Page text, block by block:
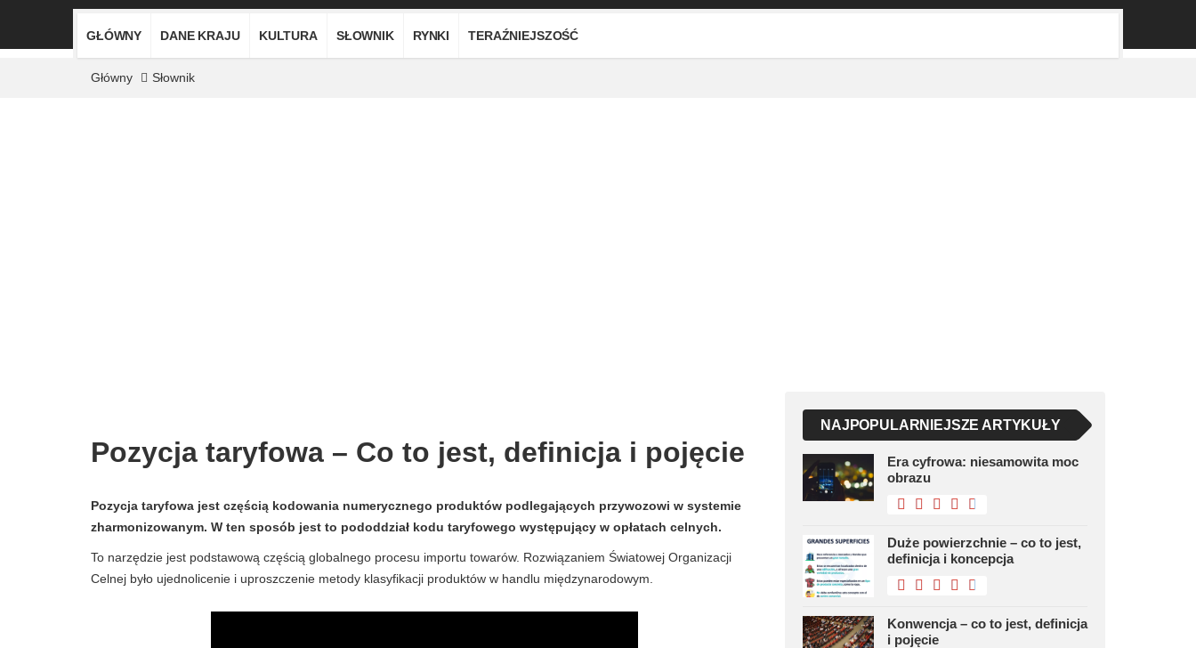
GŁÓWNY DANE KRAJU KULTURA SŁOWNIK RYNKI TERAŹNIEJSZOŚĆ
Główny Słownik
Pozycja taryfowa – Co to jest, definicja i pojęcie
Pozycja taryfowa jest częścią kodowania numerycznego produktów podlegających przywozowi w systemie
zharmonizowanym. W ten sposób jest to pododdział kodu taryfowego występujący w opłatach celnych.
To narzędzie jest podstawową częścią globalnego procesu importu towarów. Rozwiązaniem Światowej Organizacji
Celnej było ujednolicenie i uproszczenie metody klasyfikacji produktów w handlu międzynarodowym.
NAJPOPULARNIEJSZE ARTYKUŁY
Era cyfrowa: niesamowita moc
obrazu
Duże powierzchnie – co to jest,
definicja i koncepcja
Konwencja – co to jest, definicja
i pojęcie